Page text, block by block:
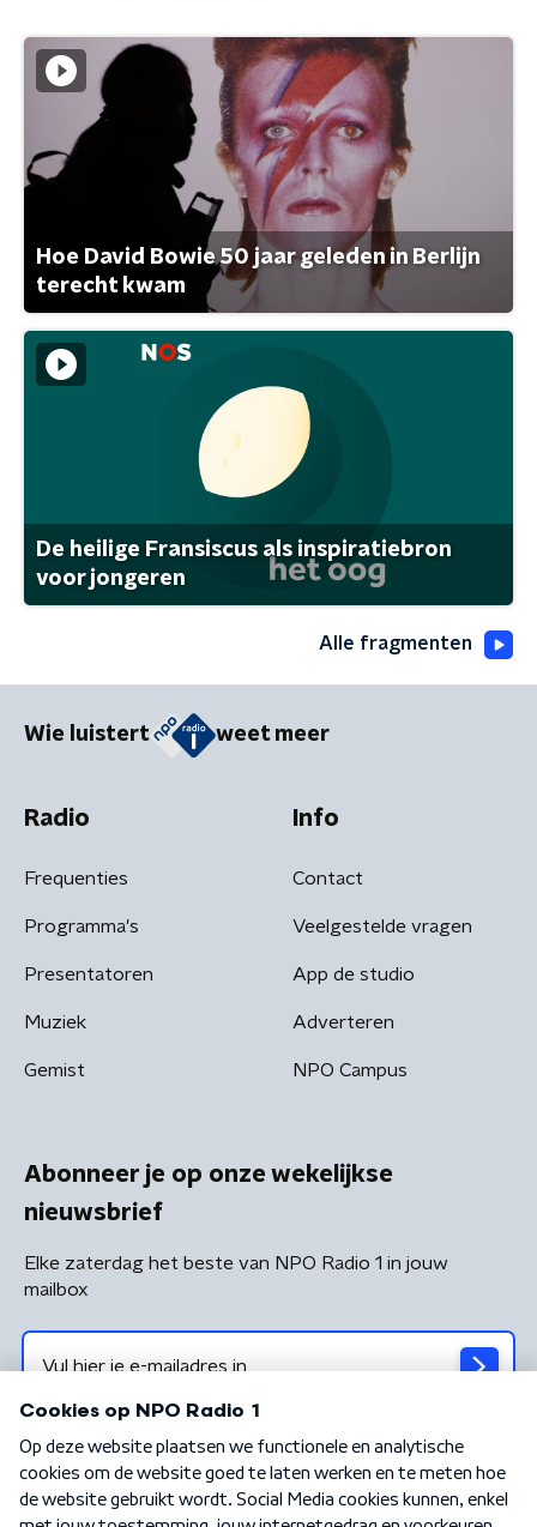
Hoe David Bowie 50 jaar geleden in Berlijn
terecht kwam
De heilige Fransiscus als inspiratiebron
voor jongeren
Alle fragmenten
Wie luistert weet meer
Radio
Frequenties
Programma's
Presentatoren
Muziek
Gemist
Info
Contact
Veelgestelde vragen
App de studio
Adverteren
NPO Campus
Abonneer je op onze wekelijkse
nieuwsbrief
Elke zaterdag het beste van NPO Radio 1 in jouw
mailbox
Algemene voorwaarden